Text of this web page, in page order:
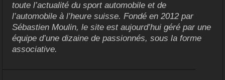
toute l’actualité du sport automobile et de
l’automobile à l’heure suisse. Fondé en 2012 par
Sébastien Moulin, le site est aujourd’hui géré par une
équipe d’une dizaine de passionnés, sous la forme
associative.